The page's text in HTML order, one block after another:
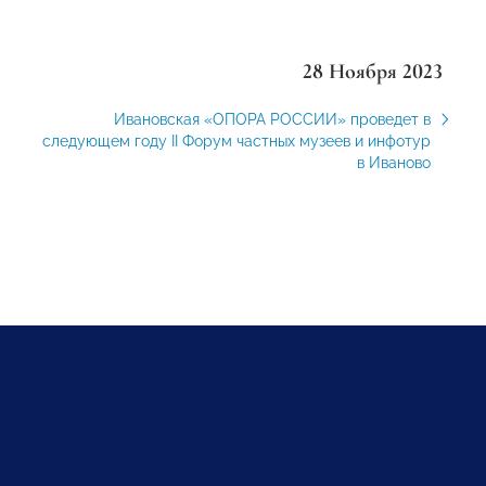
28 Ноября 2023
Ивановская «ОПОРА РОССИИ» проведет в
следующем году II Форум частных музеев и инфотур
в Иваново